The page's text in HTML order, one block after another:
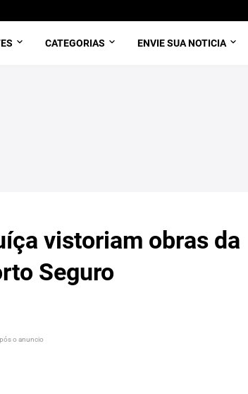
CATEGORIAS ENVIE SUA NOTICIA
vistoriam obras da
Seguro
o anuncio